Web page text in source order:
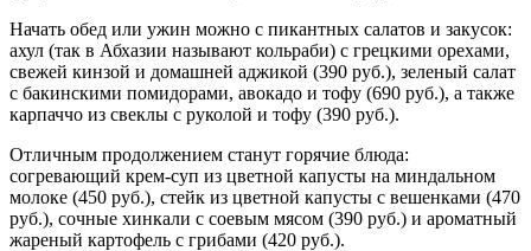
Начать обед или ужин можно с пикантных салатов и закусок:
ахул (так в Абхазии называют кольраби) с грецкими орехами,
свежей кинзой и домашней аджикой (390 руб.), зеленый салат
с бакинскими помидорами, авокадо и тофу (690 руб.), а также
карпаччо из свеклы с руколой и тофу (390 руб.).
Отличным продолжением станут горячие блюда:
согревающий крем-суп из цветной капусты на миндальном
молоке (450 руб.), стейк из цветной капусты с вешенками (470
руб.), сочные хинкали с соевым мясом (390 руб.) и ароматный
жареный картофель с грибами (420 руб.).